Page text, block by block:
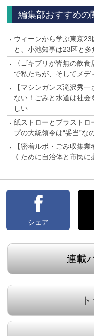
へ
編集部おすすめの
ウィーンから学ぶ東京23
と、小池知事は23区と多
〈ゴキブリが皆無の飲
で私たちが、そしてメデ
【マシンガンズ滝沢秀
ない！ごみと水道は社会
しい
紙ストローとプラストロ
プの大統領令は“妥当”な
【密着ルポ・ごみ収集
くために自治体と市民に
シェア
連載